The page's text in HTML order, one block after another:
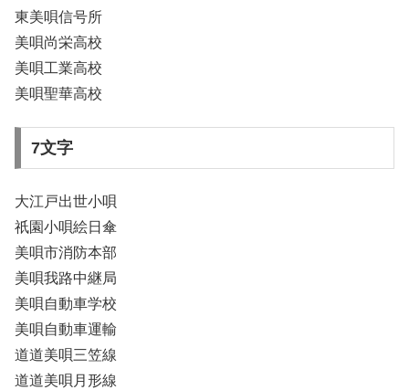
東美唄信号所
美唄尚栄高校
美唄工業高校
美唄聖華高校
7文字
大江戸出世小唄
祇園小唄絵日傘
美唄市消防本部
美唄我路中継局
美唄自動車学校
美唄自動車運輸
道道美唄三笠線
道道美唄月形線